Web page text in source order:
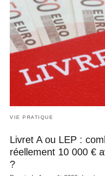
VIE PRATIQUE
Livret A ou LEP :
réellement 10 000 €
?